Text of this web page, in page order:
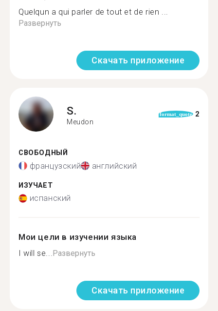
Quelqun a qui parler de tout et de rien ...
Развернуть
Скачать приложение
S.
Meudon
format_quote 2
СВОБОДНЫЙ
французский английский
ИЗУЧАЕТ
испанский
Мои цели в изучении языка
I will se...Развернуть
Скачать приложение